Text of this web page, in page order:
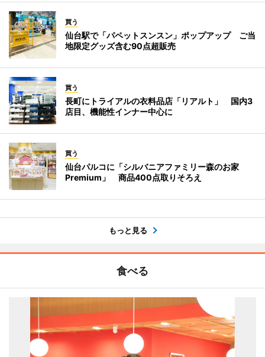
買う
仙台駅で「パペットスンスン」ポップアップ ご当
地限定グッズ含む90点超販売
買う
長町にトライアルの衣料品店「リアルト」 国内3
店目、機能性インナー中心に
買う
仙台パルコに「シルバニアファミリー森のお家
Premium」 商品400点取りそろえ
もっと見る
食べる